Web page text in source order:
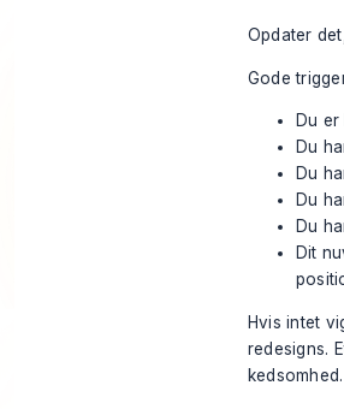
Opdater
Gode
Du
Du
Du
Du
Du
Dit
Hvis intet
redesigns.
kedsomhed.